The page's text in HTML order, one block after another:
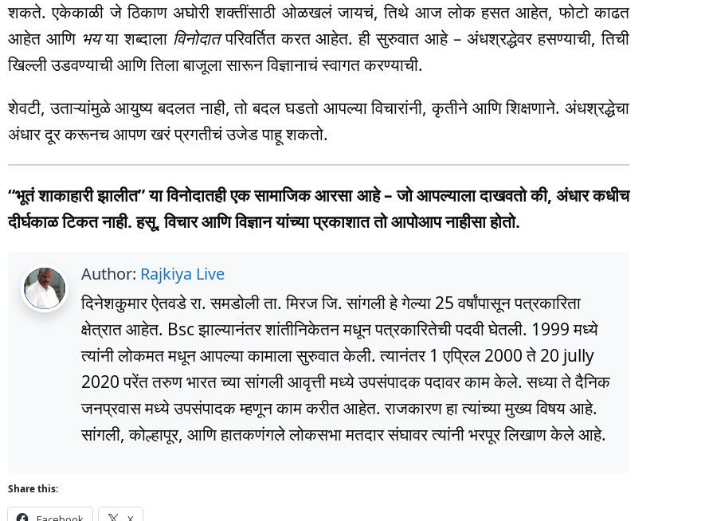
शकते. एकेकाळी जे ठिकाण अघोरी शक्तींसाठी ओळखलं जायचं, तिथे आज लोक हसत आहेत, फोटो काढत
आहेत आणि भयया शब्दाला विनोदातपरिवर्तित करत आहेत. ही सुरुवात आहे – अंधश्रद्धेवर हसण्याची, तिची
खिल्ली उडवण्याची आणि तिला बाजूला सारून विज्ञानाचं स्वागत करण्याची.
शेवटी, उताऱ्यांमुळे आयुष्य बदलत नाही, तो बदल घडतो आपल्या विचारांनी, कृतीने आणि शिक्षणाने. अंधश्रद्धेचा
अंधार दूर करूनच आपण खरं प्रगतीचं उजेड पाहू शकतो.
“भूतं शाकाहारी झालीत” या विनोदातही एक सामाजिक आरसा आहे – जो आपल्याला दाखवतो की, अंधार कधीच
दीर्घकाळ टिकत नाही. हसू, विचार आणि विज्ञान यांच्या प्रकाशात तो आपोआप नाहीसा होतो.
Author: Rajkiya Live
दिनेशकुमार ऐतवडे रा. समडोली ता. मिरज जि. सांगली हे गेल्या 25 वर्षांपासून पत्रकारिता
क्षेत्रात आहेत. Bsc झाल्यानंतर शांतीनिकेतन मधून पत्रकारितेची पदवी घेतली. 1999 मध्ये
त्यांनी लोकमत मधून आपल्या कामाला सुरुवात केली. त्यानंतर 1 एप्रिल 2000 ते 20 jully
2020 परेंत तरुण भारत च्या सांगली आवृत्ती मध्ये उपसंपादक पदावर काम केले. सध्या ते दैनिक
जनप्रवास मध्ये उपसंपादक म्हणून काम करीत आहेत. राजकारण हा त्यांच्या मुख्य विषय आहे.
सांगली, कोल्हापूर, आणि हातकणंगले लोकसभा मतदार संघावर त्यांनी भरपूर लिखाण केले आहे.
Share this: